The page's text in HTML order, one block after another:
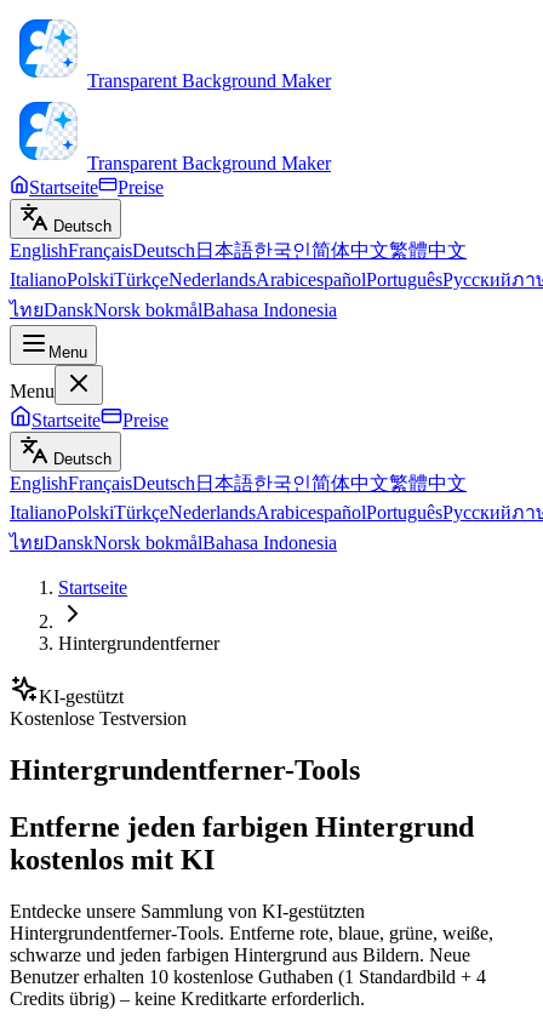
Transparent Background Maker
Transparent Background Maker
Startseite
Preise
Deutsch
EnglishFrançaisDeutsch 日本語한국인简体中文繁體中文
ItalianoPolskiTürkçeNederlandsArabicespañolPortuguêsРусскийภา
ไทยDanskNorsk bokmålBahasa Indonesia
Menu
Menu
Startseite
Preise
Deutsch
EnglishFrançaisDeutsch 日本語한국인简体中文繁體中文
ItalianoPolskiTürkçeNederlandsArabicespañolPortuguêsРусскийภา
ไทยDanskNorsk bokmålBahasa Indonesia
Startseite
Hintergrundentferner
KI-gestützt
Kostenlose Testversion
Hintergrundentferner-Tools
Entferne jeden farbigen Hintergrund
kostenlos mit KI
Entdecke unsere Sammlung von KI-gestützten
Hintergrundentferner-Tools. Entferne rote, blaue, grüne, weiße,
schwarze und jeden farbigen Hintergrund aus Bildern. Neue
Benutzer erhalten 10 kostenlose Guthaben (1 Standardbild + 4
Credits übrig) – keine Kreditkarte erforderlich.